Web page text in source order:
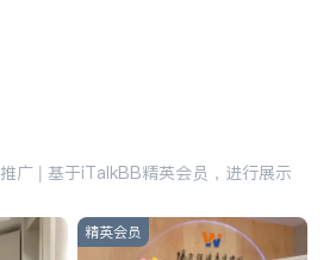
推广 | 基于iTalkBB精英会员，进行展示
精英会员